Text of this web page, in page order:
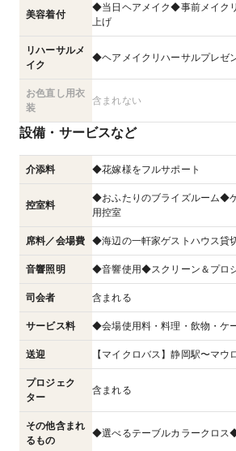
美容着付
◆当日ヘアメイク◆事前メイク
上げ
リハーサルメ
イク
◆ヘアメイクリハーサルプレゼ
お色直し用衣
装
含まれない
設備・サービスなど
介添料 ◆花嫁様をフルサポート
控室料
◆おふたりのブライズルーム◆
用控室
席料／会場費 ◆海辺の一軒家ゲストハウス貸
音響照明 ◆音響使用◆スクリーン＆プロ
司会者 含まれる
サービス料 ◆会場使用料・料理・飲物・ケ
送迎 【マイクロバス】静岡駅〜マ
プロジェク
ター
含まれる
その他含まれ
るもの
◆選べるテーブルカラークロス